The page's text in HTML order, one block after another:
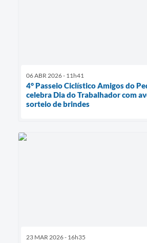
06 ABR 2026 - 11h41
4° Passeio Ciclístico Amigos do
celebra Dia do Trabalhador com
sorteio de brindes
23 MAR 2026 - 16h35